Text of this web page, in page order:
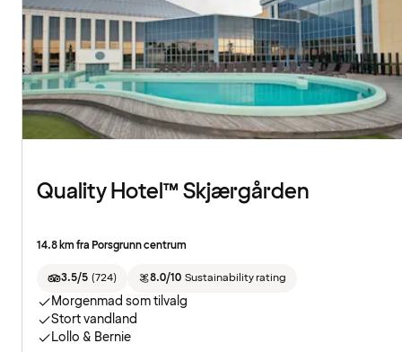
Quality Hotel™ Skjærgården
14.8 km fra Porsgrunn centrum
3.5/5 (724) 8.0/10 Sustainability rating
Morgenmad som tilvalg
Stort vandland
Lollo & Bernie